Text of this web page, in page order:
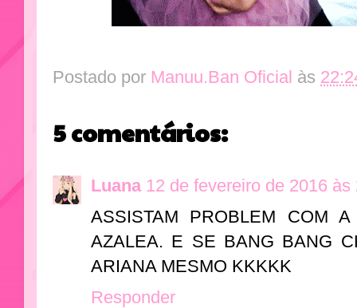
Postado por Manuu.Ban Oficial às
5 comentários:
Luana 12 de fevereiro de 2016 às
ASSISTAM PROBLEM COM
AZALEA. E SE BANG BANG
ARIANA MESMO KKKKK
Responder